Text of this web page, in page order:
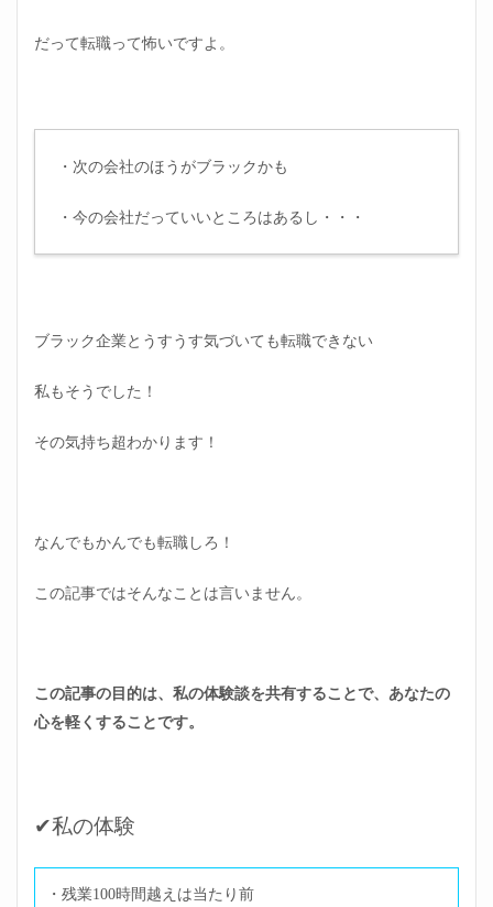
だって転職って怖いですよ。
・次の会社のほうがブラックかも
・今の会社だっていいところはあるし・・・
ブラック企業とうすうす気づいても転職できない
私もそうでした！
その気持ち超わかります！
なんでもかんでも転職しろ！
この記事ではそんなことは言いません。
この記事の目的は、私の体験談を共有することで、あなたの
心を軽くすることです。
✔私の体験
・残業100時間越えは当たり前